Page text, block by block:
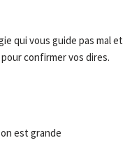
qui vous guide pas mal et
confirmer vos dires.
est grande